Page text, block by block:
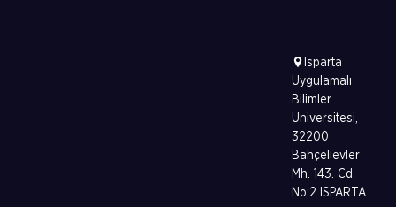
Isparta
Uygulamalı
Bilimler
Üniversitesi,
32200
Bahçelievler
Mh. 143. Cd.
No:2 ISPARTA